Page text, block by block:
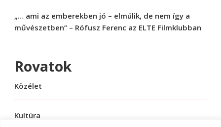
„… ami az emberekben jó – elmúlik, de nem így a
művészetben” – Rófusz Ferenc az ELTE Filmklubban
Rovatok
Közélet
Kultúra